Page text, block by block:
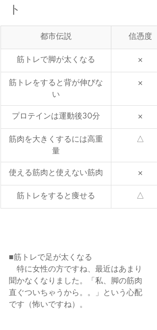
ト
都市伝説 信憑度
筋トレで脚が太くなる ×
筋トレをすると背が伸びな
い
×
プロテインは運動後30分 ×
筋肉を大きくするには高重
量
△
使える筋肉と使えない筋肉 ×
筋トレをすると痩せる △
■筋トレで足が太くなる
特に女性の方ですね、最近はあまり
聞かなくなりました。「私、脚の筋肉
直ぐついちゃうから。。」という心配
です（怖いですね）。